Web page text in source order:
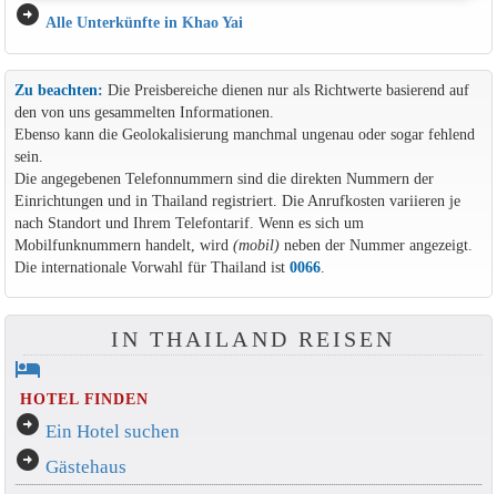
arrow_circle_right Alle Unterkünfte in Khao Yai
Zu beachten: Die Preisbereiche dienen nur als Richtwerte basierend auf
den von uns gesammelten Informationen.
Ebenso kann die Geolokalisierung manchmal ungenau oder sogar fehlend
sein.
Die angegebenen Telefonnummern sind die direkten Nummern der
Einrichtungen und in Thailand registriert. Die Anrufkosten variieren je
nach Standort und Ihrem Telefontarif. Wenn es sich um
Mobilfunknummern handelt, wird (mobil)neben der Nummer angezeigt.
Die internationale Vorwahl für Thailand ist 0066.
IN THAILAND REISEN
hotel
HOTEL FINDEN
arrow_circle_right Ein Hotel suchen
arrow_circle_right Gästehaus